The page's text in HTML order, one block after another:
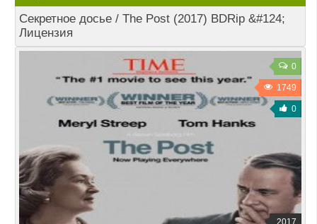
Секретное досье / The Post (2017) BDRip &#124;
Лицензия
0
1749
0
2017